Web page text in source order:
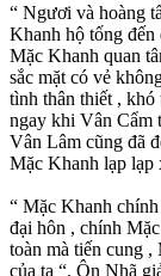
“ Ngươi và hoàng
Khanh hộ tống
Mặc Khanh quan
sắc mặt có vẻ
tình thân thiết , khó
ngay khi Vân Cẩm
Vân Lâm cũng đã
Mặc Khanh lạp lạp
“ Mặc Khanh
đại hôn , chính
toàn mà tiến cung
của ta “. Ôn Nhã